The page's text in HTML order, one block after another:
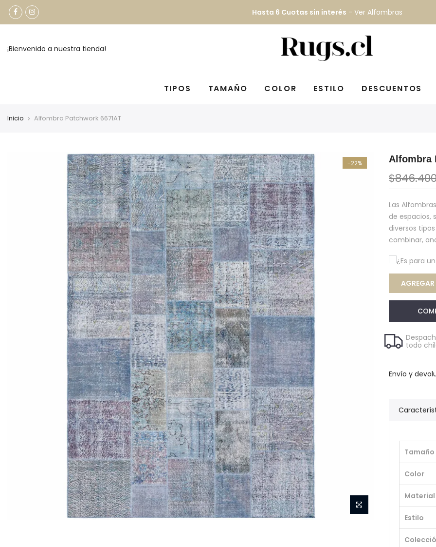
Hasta 6 Cuotas sin interés - Ver Alfombras
¡Bienvenido a nuestra tienda!
TIPOS TAMAÑO COLOR ESTILO DESCUENTOS
Inicio Alfombra Patchwork 6671AT
-22% Alfombra
Las
de espacios,
diversos
combinar,
¿Es para
todo
Envío y
Tamaño
Color
Material
Estilo